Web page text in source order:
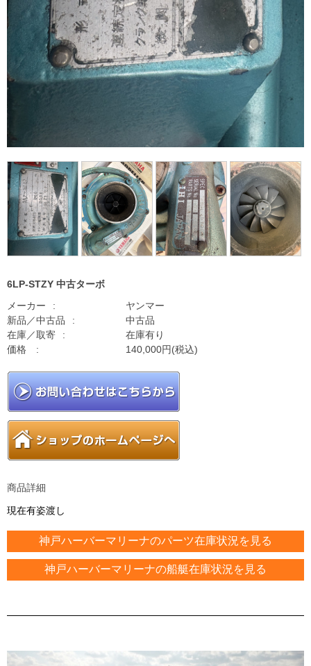
6LP-STZY 中古ターボ
メーカー
ヤンマー
新品／中古品
中古品
在庫／取寄
在庫有り
価格
140,000円(税込)
商品詳細
現在有姿渡し
神戸ハーバーマリーナのパーツ在庫状況を見る
神戸ハーバーマリーナの船艇在庫状況を見る